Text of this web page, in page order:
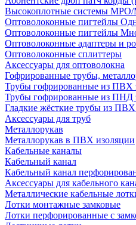
Высокоплотные системы
Оптоволоконные пигтейлы
Оптоволоконные пигтейлы
Оптоволоконные адаптеры и
Оптоволоконные сплиттеры
Аксессуары для оптоволокна
Гофрированные трубы,
Трубы гофрированные из ПВХ
Трубы гофрированные из ПНД
Гладкие жёсткие трубы из ПВХ
Аксессуары для труб
Металлорукав
Металлорукав в ПВХ изоляции
Кабельные каналы
Кабельный канал
Кабельный канал
Аксессуары для кабельного
Металлические кабельные
Лотки монтажные замковые
Лотки перфорированные с